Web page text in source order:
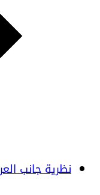
نظرية جانب